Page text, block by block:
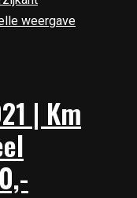
weergave
| Km